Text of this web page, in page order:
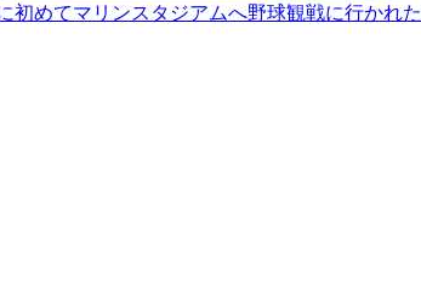
初めてマリンスタジアムへ野球観戦に行かれた